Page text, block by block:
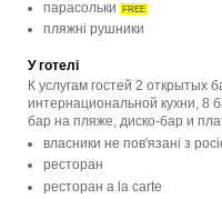
парасольки FREE
пляжні рушники
У готелі
К услугам гостей 2 открытых
интернациональной кухни, 8
бар на пляже, диско-бар и
власники не пов'язані з
ресторан
ресторан a la carte